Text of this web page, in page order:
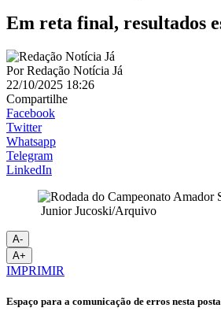
Em reta final, resultados
PorRedação Notícia Já
22/10/2025 18:26
Compartilhe
Facebook
Twitter
Whatsapp
Telegram
LinkedIn
Junior Jucoski/Arquivo
A-
A+
IMPRIMIR
Espaço para a comunicação de erros nesta